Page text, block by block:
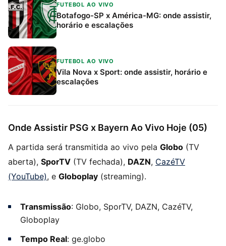
FUTEBOL AO VIVO
Botafogo-SP x América-MG: onde assistir,
horário e escalações
FUTEBOL AO VIVO
Vila Nova x Sport: onde assistir, horário e
escalações
Onde Assistir PSG x Bayern Ao Vivo Hoje (05)
A partida será transmitida ao vivo pela Globo (TV
aberta), SporTV (TV fechada), DAZN, CazéTV
(YouTube), e Globoplay (streaming).
Transmissão: Globo, SporTV, DAZN, CazéTV,
Globoplay
Tempo Real: ge.globo